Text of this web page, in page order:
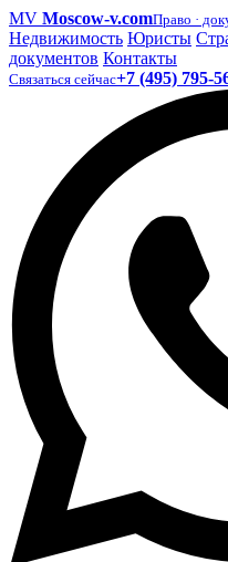
MV Moscow-v.comПраво ·
Недвижимость Юристы
документов Контакты
Связаться сейчас+7 (495) 795-